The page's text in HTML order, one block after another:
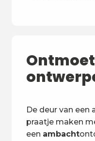
De deur van een
praatje maken
een ambacht